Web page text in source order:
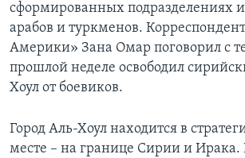
сформированных подразделениях
арабов и туркменов.
Америки» Зана Омар поговорил с
прошлой неделе освободил
Хоул от боевиков.
Город Аль-Хоул находится в
месте – на границе Сирии и